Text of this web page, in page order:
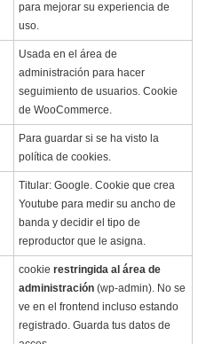
para mejorar su experiencia de
uso.
Usada en el área de
administración para hacer
seguimiento de usuarios. Cookie
de WooCommerce.
Para guardar si se ha visto la
política de cookies.
Titular: Google. Cookie que crea
Youtube para medir su ancho de
banda y decidir el tipo de
reproductor que le asigna.
cookie restringida al área de
administración (wp-admin). No se
ve en el frontend incluso estando
registrado. Guarda tus datos de